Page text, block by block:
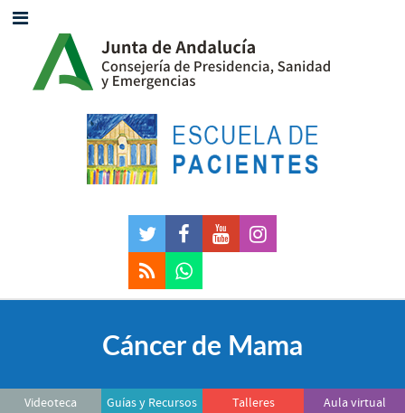
Cáncer de Mama
Videoteca Guías y Recursos Talleres Aula virtual